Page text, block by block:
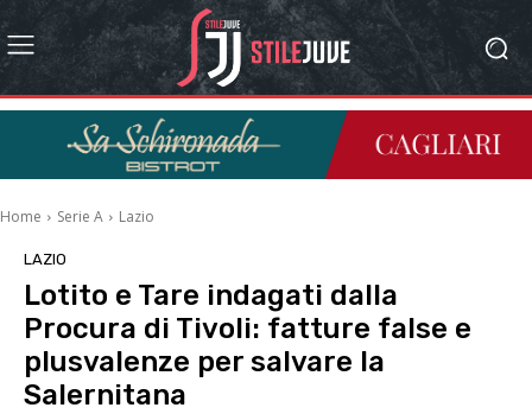
Home Serie A Lazio
LAZIO
Lotito e Tare indagati dalla
Procura di Tivoli: fatture false e
plusvalenze per salvare la
Salernitana